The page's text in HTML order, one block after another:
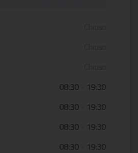
08:30 19:30
08:30 19:30
08:30 19:30
08:30 19:30